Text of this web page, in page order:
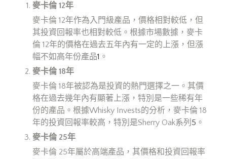
麥卡倫 12年
麥卡倫 12年作為入門級產品，價格相對較低，但
其投資回報率也相對較低。根據市場數據，麥卡
倫 12年的價格在過去五年內有一定的上漲，但漲
幅不如高年份產品1 。
麥卡倫 18年
麥卡倫 18年被認為是投資的熱門選擇之一。其價
格在過去幾年內有顯著上漲，特別是一些稀有年
份的產品。根據Whisky Invests的分析，麥卡倫 18
年的投資回報率較高，特別是Sherry Oak系列 5 。
麥卡倫 25年
麥卡倫 25年屬於高端產品，其價格和投資回報率